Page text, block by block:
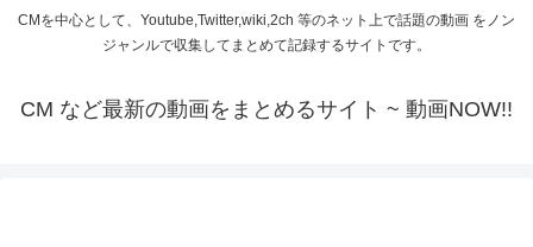
CMを中心として、Youtube,Twitter,wiki,2ch 等のネット上で話題の動画 をノン
ジャンルで収集してまとめて記録するサイトです。
CM など最新の動画をまとめるサイト ~ 動画NOW!!